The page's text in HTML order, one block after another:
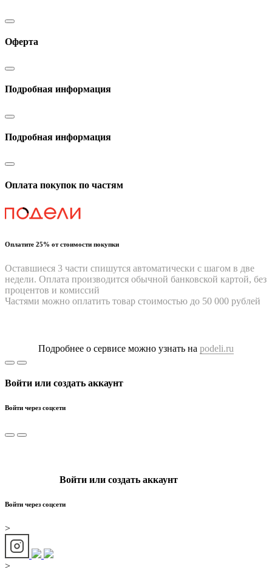
Оферта
Подробная информация
Подробная информация
Оплата покупок по частям
Оплатите 25% от стоимости покупки
Оставшиеся 3 части спишутся автоматически с шагом в две
недели. Оплата производится обычной банковской картой, без
процентов и комиссий
Частями можно оплатить товар стоимостью до 50 000 рублей
Подробнее о сервисе можно узнать на podeli.ru
Войти или создать аккаунт
Войти через соцсети
Войти или создать аккаунт
Войти через соцсети
>